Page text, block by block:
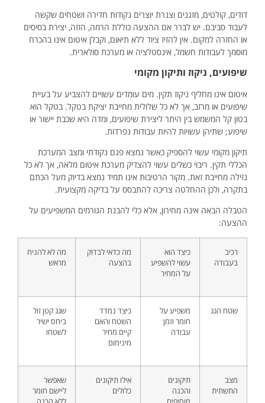
דודים, קולטים, מזגנים וצנרת יוצרים נקודות חדירה ושטחים שקשה
לעבוד סביבם. יש לברר אם ההצעה כוללת הרמה, הזזה, יצירת בסיסים
או החזרה למקום. אין להזיז ציוד ללא תיאום, וקבלן איטום אינו בהכרח
מוסמך לעבודות חשמל, אינסטלציה או מערכת סולארית.
שיפועים, ניקוז ותיקון מקומי
איטום אינו מחליף ניקוז תקין. מים עומדים עשויים להצביע על בעיית
שיפועים או מרזב, אך לא כל שלולית מחייבת יציקת בטקל. בטקל הוא
בטון קל המשמש בין היתר ליצירת שיפועים, ומדה היא שכבת יישור או
שיפוע; שתיהן עשויות להיות עבודות נפרדות.
תיקון מקומי עשוי להספיק כאשר נמצא פגם נקודתי ומצב המערכת
הכללי תקין. ריבוי כשלים עשוי להצדיק מערכת איטום מלאה, אך לא כל
נזילה מחייבת זאת. מקור הרטיבות אינו תמיד נמצא בדיוק מעל הכתם
בתקרה, ולכן ההחלטה צריכה להתבסס על בדיקה מקצועית.
הטבלה הבאה אינה מחירון, אלא כלי להבנת הגורמים המשפיעים על
ההצעה:
רכיב
בעבודה
כיצד הוא
עשוי להשפיע
על המחיר
מה כדאי לבדוק
בהצעה
מה לא להניח
מראש
שטח הגג
משפיע על
חומר וזמן
עבודה
כיצד נמדד
השטח והאם
קיים מחיר
מינימום
שגג קטן זול
ביחס ישיר
לשטחו
מצב
התשתית
תיקונים
והכנה
אילו תיקונים
כלולים
שאפשר
ליישם חומר